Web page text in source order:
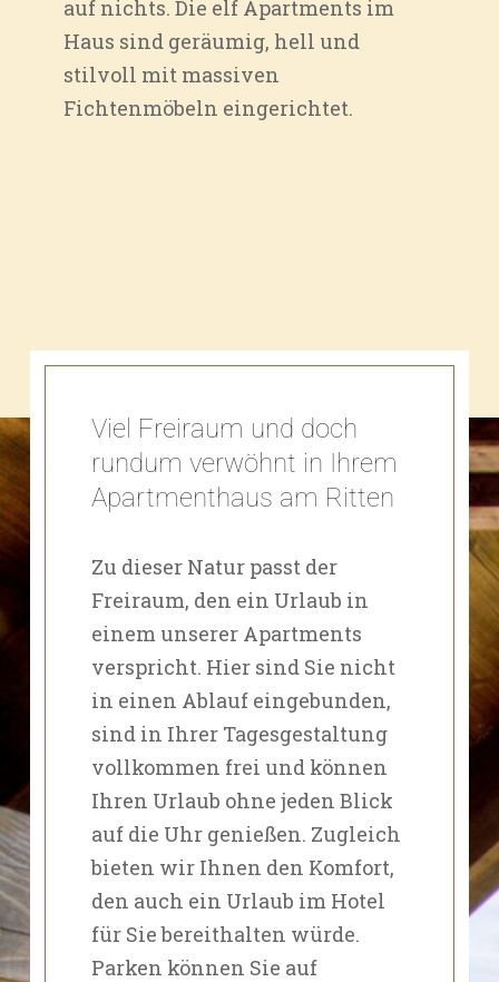
auf nichts. Die elf Apartments im
Haus sind geräumig, hell und
stilvoll mit massiven
Fichtenmöbeln eingerichtet.
Viel Freiraum und doch
rundum verwöhnt in Ihrem
Apartmenthaus am Ritten
Zu dieser Natur passt der
Freiraum, den ein Urlaub in
einem unserer Apartments
verspricht. Hier sind Sie nicht
in einen Ablauf eingebunden,
sind in Ihrer Tagesgestaltung
vollkommen frei und können
Ihren Urlaub ohne jeden Blick
auf die Uhr genießen. Zugleich
bieten wir Ihnen den Komfort,
den auch ein Urlaub im Hotel
für Sie bereithalten würde.
Parken können Sie auf